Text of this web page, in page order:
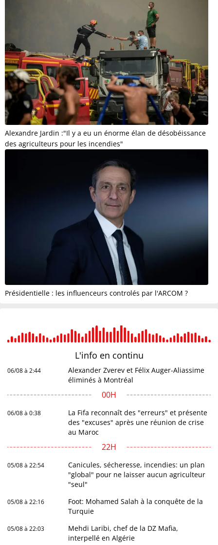
Alexandre Jardin :"Il y a eu un énorme élan de désobéissance
des agriculteurs pour les incendies"
Présidentielle : les influenceurs controlés par l'ARCOM ?
L'info en continu
06/08 à 2:44
Alexander Zverev et Félix Auger-Aliassime
éliminés à Montréal
00H
06/08 à 0:38
La Fifa reconnaît des "erreurs" et présente
des "excuses" après une réunion de crise
au Maroc
22H
05/08 à 22:54
Canicules, sécheresse, incendies: un plan
"global" pour ne laisser aucun agriculteur
"seul"
05/08 à 22:16
Foot: Mohamed Salah à la conquête de la
Turquie
05/08 à 22:03
Mehdi Laribi, chef de la DZ Mafia,
interpellé en Algérie